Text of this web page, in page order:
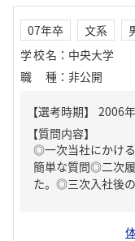
07年卒 文系
学校名 ： 中央大学
職種 ： 非公開
【質問内容】
◎一次当社にかけ
簡単な質問◎二次
た。◎三次入社後